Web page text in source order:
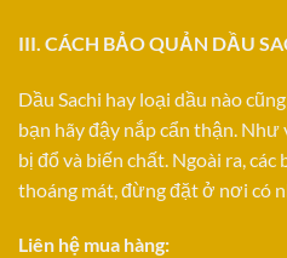
III. CÁCH BẢO QUẢN DẦU
Dầu Sachi hay loại dầu nào
bạn hãy đậy nắp cẩn thận.
bị đổ và biến chất. Ngoài ra,
thoáng mát, đừng đặt ở nơi có
Liên hệ mua hàng: